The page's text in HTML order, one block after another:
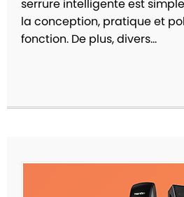
serrure intelligente est
la conception, pratique et
fonction. De plus, divers...